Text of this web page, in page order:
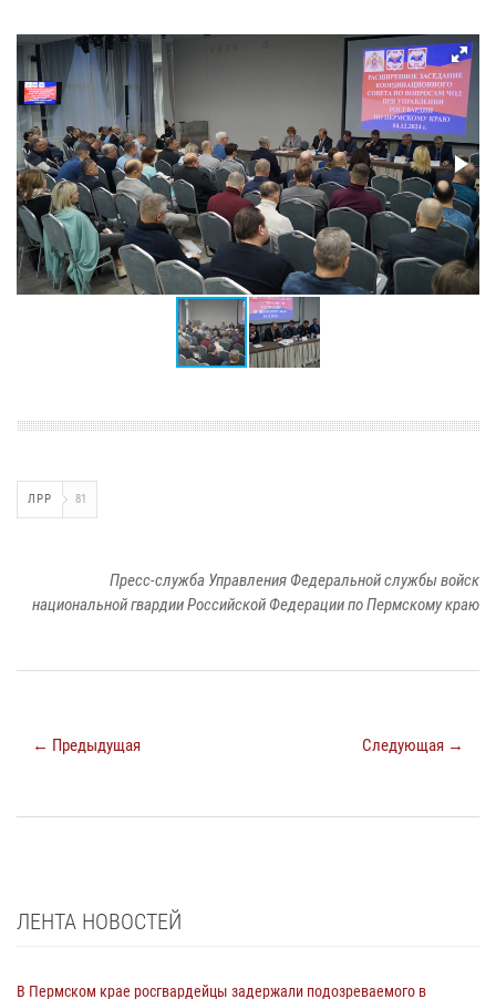
ЛРР 81
Пресс-служба Управления Федеральной службы войск
национальной гвардии Российской Федерации по Пермскому краю
← Предыдущая Следующая →
ЛЕНТА НОВОСТЕЙ
В Пермском крае росгвардейцы задержали подозреваемого в